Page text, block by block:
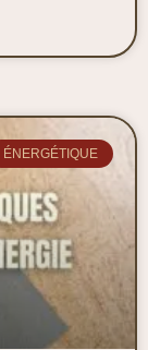
ÉNERGÉTIQUE